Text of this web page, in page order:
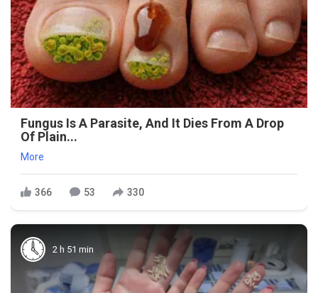
Fungus Is A Parasite, And It Dies From A Drop
Of Plain...
More
366 53 330
2 h 51 min